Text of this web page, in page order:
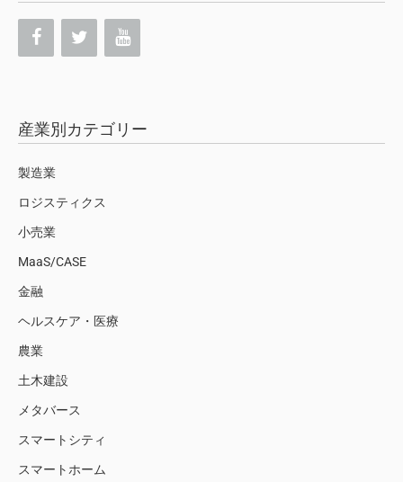
産業別カテゴリー
製造業
ロジスティクス
小売業
MaaS/CASE
金融
ヘルスケア・医療
農業
土木建設
メタバース
スマートシティ
スマートホーム